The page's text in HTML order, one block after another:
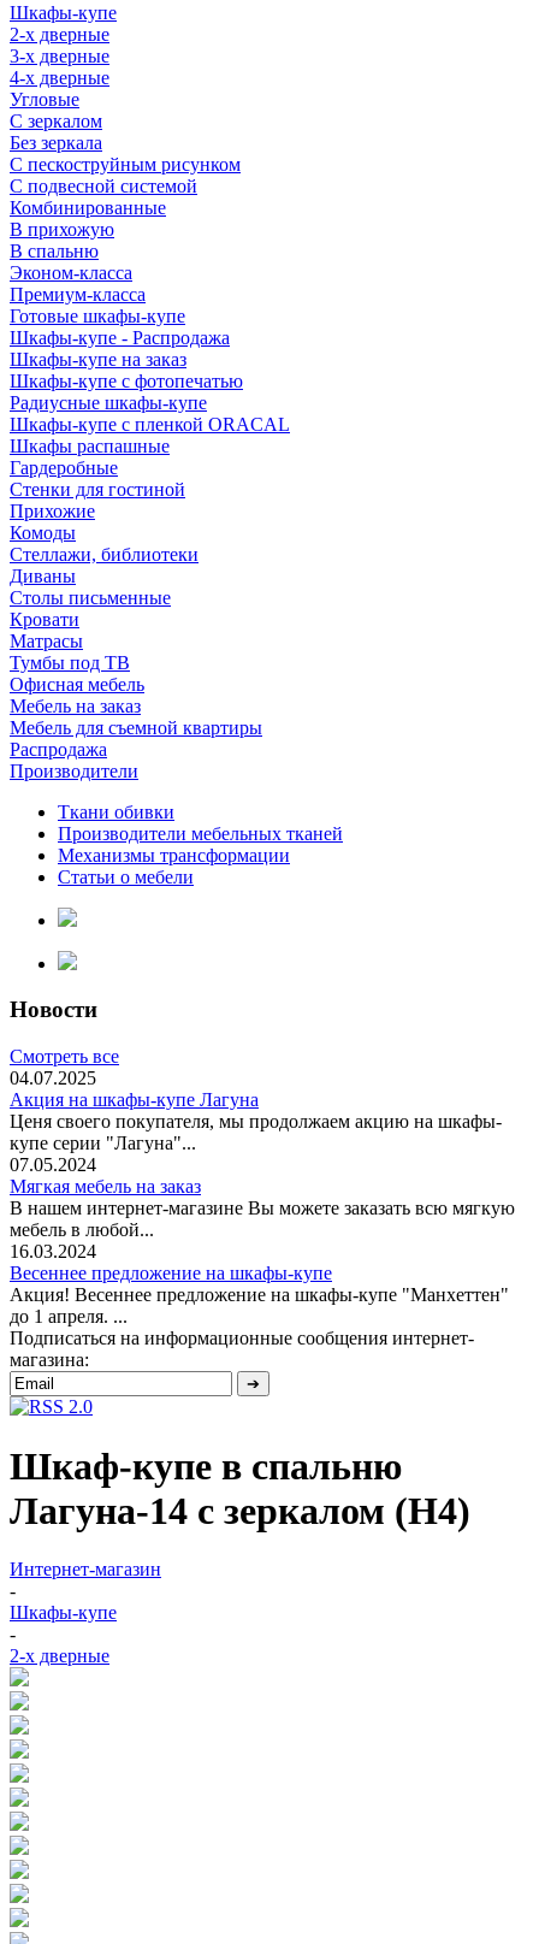
Шкафы-купе
2-х дверные
3-х дверные
4-х дверные
Угловые
С зеркалом
Без зеркала
С пескоструйным рисунком
С подвесной системой
Комбинированные
В прихожую
В спальню
Эконом-класса
Премиум-класса
Готовые шкафы-купе
Шкафы-купе - Распродажа
Шкафы-купе на заказ
Шкафы-купе с фотопечатью
Радиусные шкафы-купе
Шкафы-купе с пленкой ORACAL
Шкафы распашные
Гардеробные
Стенки для гостиной
Прихожие
Комоды
Стеллажи, библиотеки
Диваны
Столы письменные
Кровати
Матрасы
Тумбы под ТВ
Офисная мебель
Мебель на заказ
Мебель для съемной квартиры
Распродажа
Производители
Ткани обивки
Производители мебельных тканей
Механизмы трансформации
Статьи о мебели
Новости
Смотреть все
04.07.2025
Акция на шкафы-купе Лагуна
Ценя своего покупателя, мы продолжаем акцию на шкафы-
купе серии "Лагуна"...
07.05.2024
Мягкая мебель на заказ
В нашем интернет-магазине Вы можете заказать всю мягкую
мебель в любой...
16.03.2024
Весеннее предложение на шкафы-купе
Акция! Весеннее предложение на шкафы-купе "Манхеттен"
до 1 апреля. ...
Подписаться на информационные сообщения интернет-
магазина:
Шкаф-купе в спальню
Лагуна-14 с зеркалом (Н4)
Интернет-магазин
-
Шкафы-купе
-
2-х дверные